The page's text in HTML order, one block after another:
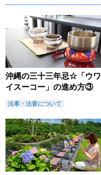
沖縄の三十三年忌☆「ウワ
イスーコー」の進め方③
法事・法要について